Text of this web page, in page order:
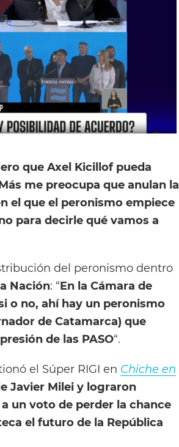
que Axel Kicillof pueda
me preocupa que anulan la
el que el peronismo empiece
para decirle qué vamos a
del peronismo dentro
Nación: “En la Cámara de
o no, ahí hay un peronismo
de Catamarca) que
de las PASO“.
el Súper RIGI en Chiche en
Javier Milei y lograron
un voto de perder la chance
el futuro de la República